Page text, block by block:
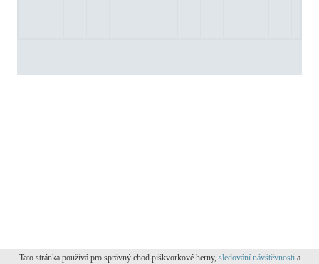
Tato stránka používá pro správný chod piškvorkové herny, sledování návštěvnostia